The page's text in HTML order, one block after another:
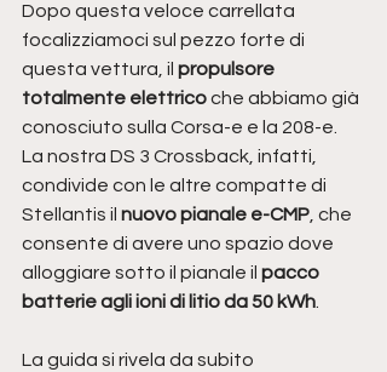
Dopo questa veloce carrellata
focalizziamoci sul pezzo forte di
questa vettura, il propulsore
totalmente elettrico che abbiamo già
conosciuto sulla Corsa-e e la 208-e.
La nostra DS 3 Crossback, infatti,
condivide con le altre compatte di
Stellantis il nuovo pianale e-CMP, che
consente di avere uno spazio dove
alloggiare sotto il pianale il pacco
batterie agli ioni di litio da 50 kWh.
La guida si rivela da subito